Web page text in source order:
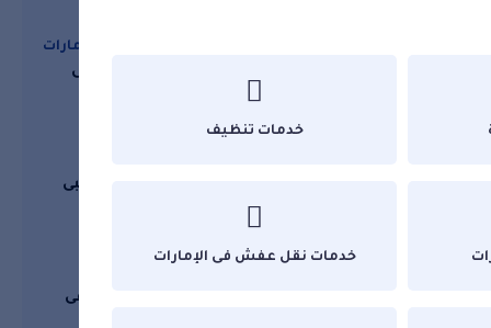
في
خدمات نقل عفش فى الإمارات
شركات نقل العفش فى
اماكن سياحية فى ابوظبى
شركات مكافحة الرمة فى
خدمات تنظيف
خدمات نقل عفش فى الإمارات